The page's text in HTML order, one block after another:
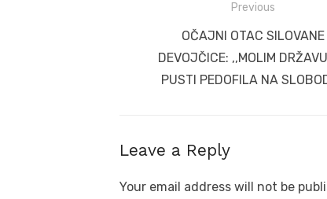
navigation
Previous
Previous
post:
OČAJNI OTAC SILOVANE
DEVOJČICE: ,,MOLIM
PUSTI PEDOFILA NA
Leave a Reply
Your email address will not be